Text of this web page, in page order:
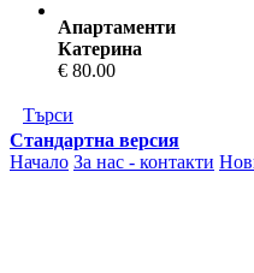
Апартаменти
Катерина
€ 80.00
Търси
Стандартна версия
Начало За нас - контакти